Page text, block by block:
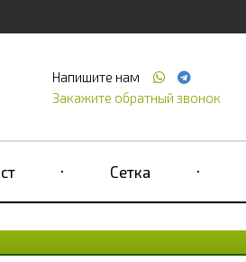
Напишите нам
Закажите обратный звонок
Сетка